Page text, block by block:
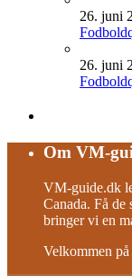
26. juni
26. juni
Om VM-
VM-guide.dk
Canada. Få de
bringer vi en
Velkommen